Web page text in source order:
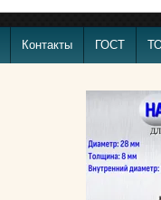
Контакты ГОСТ